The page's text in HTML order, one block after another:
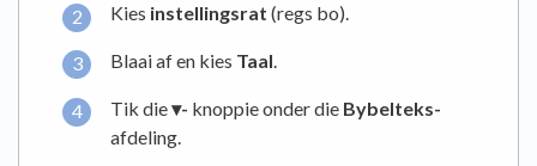
Kies instellingsrat (regs bo).
Blaai af en kies Taal.
Tik die▾- knoppie onder die Bybelteks-
afdeling.